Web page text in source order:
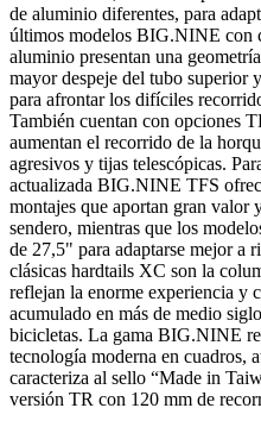
de aluminio diferentes, para
últimos modelos BIG.NINE con
aluminio presentan una
mayor despeje del tubo superior
para afrontar los difíciles
También cuentan con opciones
aumentan el recorrido de la
agresivos y tijas telescópicas.
actualizada BIG.NINE TFS
montajes que aportan gran valor
sendero, mientras que los
de 27,5" para adaptarse mejor a
clásicas hardtails XC son la
reflejan la enorme experiencia y
acumulado en más de medio
bicicletas. La gama BIG.NINE
tecnología moderna en cuadros,
caracteriza al sello “Made in
versión TR con 120 mm de